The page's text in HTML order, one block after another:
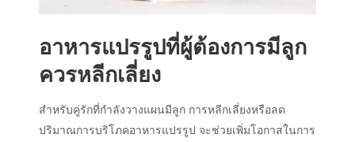
อาหารแปรรูปที่ผู้ต้องการมีลูก
ควรหลีกเลี่ยง
สำหรับคู่รักที่กำลังวางแผนมีลูก การหลีกเลี่ยงหรือลด
ปริมาณการบริโภคอาหารแปรรูป จะช่วยเพิ่มโอกาสในการ